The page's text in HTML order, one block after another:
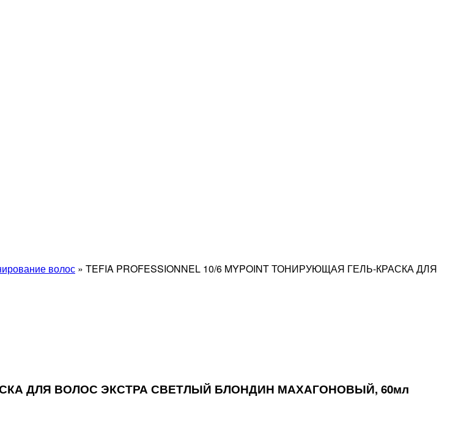
волос » TEFIA PROFESSIONNEL 10/6 MYPOINT ТОНИРУЮЩАЯ ГЕЛЬ-КРАСКА ДЛЯ
ДЛЯ ВОЛОС ЭКСТРА СВЕТЛЫЙ БЛОНДИН МАХАГОНОВЫЙ, 60мл